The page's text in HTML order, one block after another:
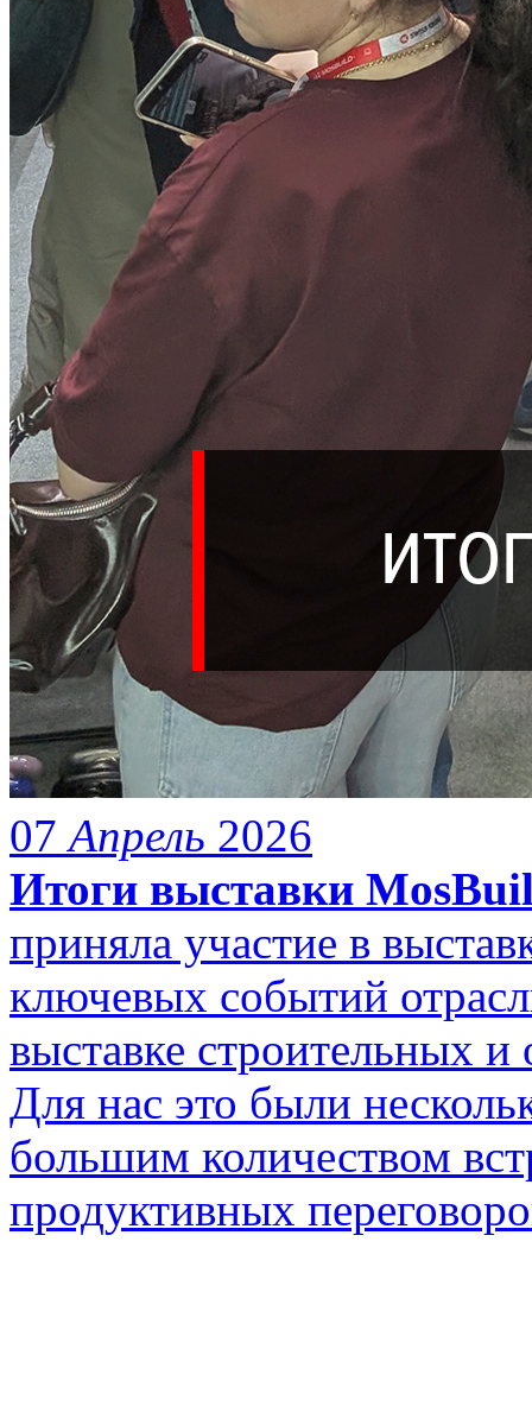
07 Апрель 2026
Итоги выставки
приняла участие в
ключевых событий
выставке строительных
Для нас это были
большим количеством
продуктивных